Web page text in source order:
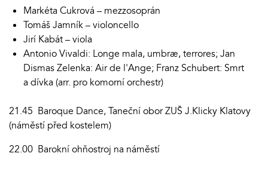
Markéta Cukrová – mezzosoprán
Tomáš Jamník – violoncello
Jirí Kabát – viola
Antonio Vivaldi: Longe mala, umbræ, terrores; Jan
Dismas Zelenka: Air de l'Ange; Franz Schubert: Smrt
a dívka (arr. pro komorní orchestr)
21.45 Baroque Dance, Taneční obor ZUŠ J.Klicky Klatovy
(náměstí před kostelem)
22.00 Barokní ohňostroj na náměstí